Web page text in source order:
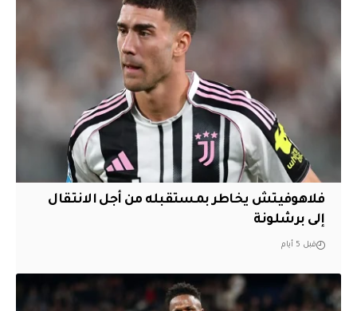
فلاهوفيتش يخاطر بمستقبله من أجل الانتقال
إلى برشلونة
قبل 5 أيام